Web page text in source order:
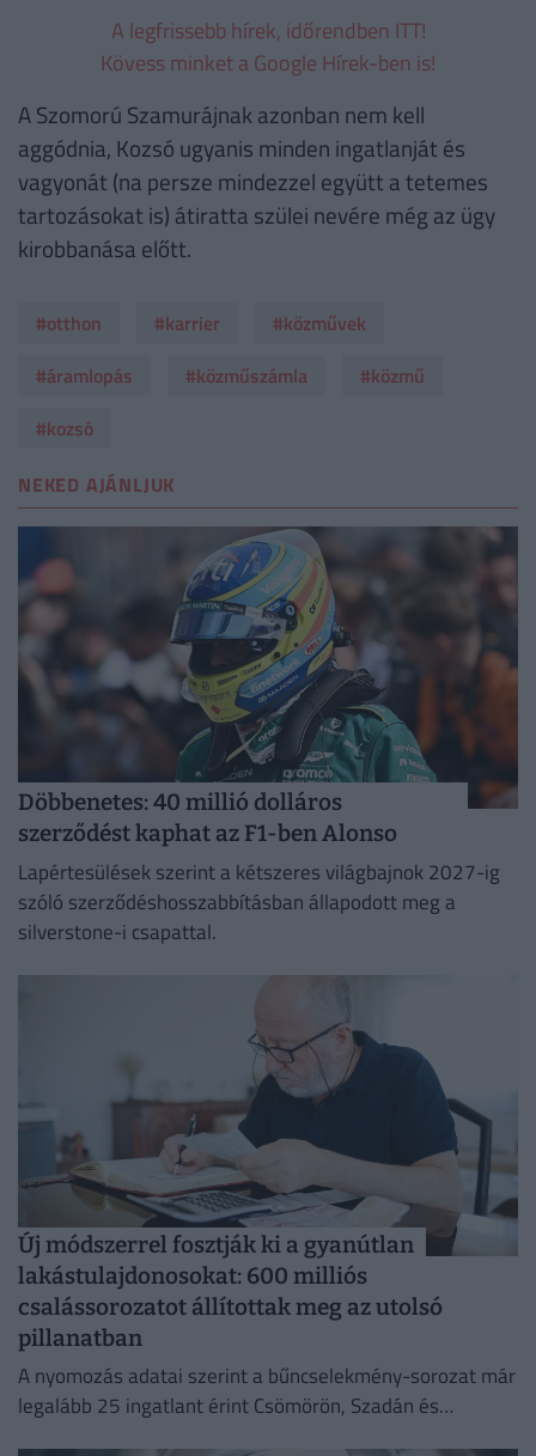
A legfrissebb hírek, időrendben ITT!
Kövess minket a Google Hírek-ben is!
A Szomorú Szamurájnak azonban nem kell
aggódnia, Kozsó ugyanis minden ingatlanját és
vagyonát (na persze mindezzel együtt a tetemes
tartozásokat is) átiratta szülei nevére még az ügy
kirobbanása előtt.
#otthon #karrier
#közművek
#áramlopás
#közműszámla
#közmű
#kozsó
NEKED AJÁNLJUK
Döbbenetes: 40 millió dolláros
szerződést kaphat az F1-ben Alonso
Lapértesülések szerint a kétszeres világbajnok 2027-ig
szóló szerződéshosszabbításban állapodott meg a
silverstone-i csapattal.
Új módszerrel fosztják ki a gyanútlan
lakástulajdonosokat: 600 milliós
csalássorozatot állítottak meg az utolsó
pillanatban
A nyomozás adatai szerint a bűncselekmény-sorozat már
legalább 25 ingatlant érint Csömörön, Szadán és